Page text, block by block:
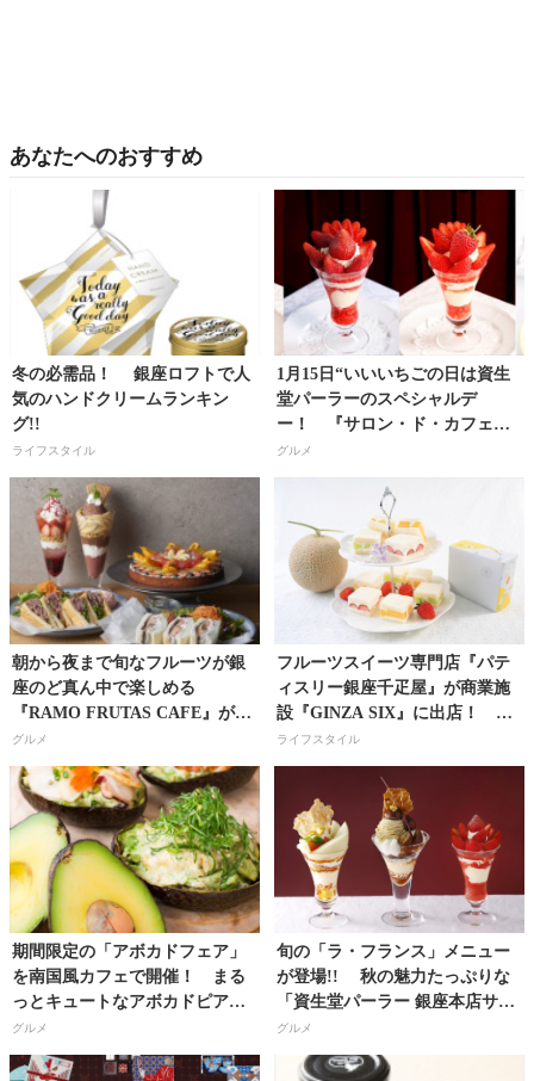
あなたへのおすすめ
冬の必需品！ 銀座ロフトで人
気のハンドクリームランキン
グ!!
ライフスタイル
1月15日“いいいちごの日は資生
堂パーラーのスペシャルデ
ー！ 『サロン・ド・カフェ』
でこだわりの10種の苺パフェが
共演!!
グルメ
朝から夜まで旬なフルーツが銀
座のど真ん中で楽しめる
『RAMO FRUTAS CAFE』がグ
ランドメニューを刷新！
グルメ
フルーツスイーツ専門店『パテ
ィスリー銀座千疋屋』が商業施
設『GINZA SIX』に出店！ 期
間・数量限定スイーツが見逃せ
ない！
ライフスタイル
期間限定の「アボカドフェア」
を南国風カフェで開催！ まる
っとキュートなアボカドピアッ
トが４種類登場!!
グルメ
旬の「ラ・フランス」メニュー
が登場!! 秋の魅力たっぷりな
「資生堂パーラー 銀座本店サロ
ン・ド・カフェ」の限定メニュ
グルメ